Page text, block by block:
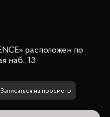
расположен по
наб., 13
Записаться на просмотр